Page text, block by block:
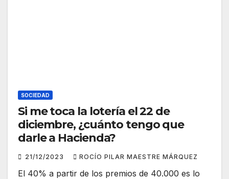
SOCIEDAD
Si me toca la lotería el 22 de
diciembre, ¿cuánto tengo que
darle a Hacienda?
21/12/2023 ROCÍO PILAR MAESTRE MÁRQUEZ
El 40% a partir de los premios de 40.000 es lo